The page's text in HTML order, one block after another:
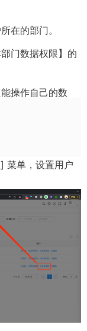
在的部门。
门数据权限】的
能操作自己的数
菜单，设置用户